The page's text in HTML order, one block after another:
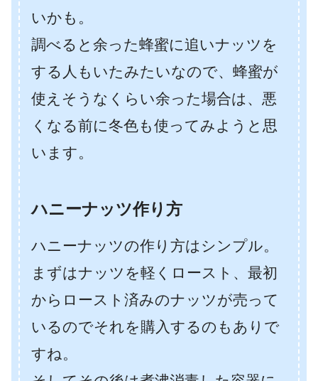
いかも。
調べると余った蜂蜜に追いナッツを
する人もいたみたいなので、蜂蜜が
使えそうなくらい余った場合は、悪
くなる前に冬色も使ってみようと思
います。
ハニーナッツ作り方
ハニーナッツの作り方はシンプル。
まずはナッツを軽くロースト、最初
からロースト済みのナッツが売って
いるのでそれを購入するのもありで
すね。